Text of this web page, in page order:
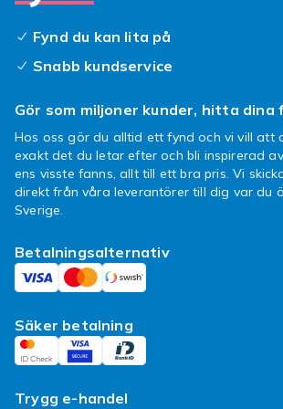
frågor kring din order eller vill
köp, kontakta Fyndiqs kundtjänst
Många barn leker med dockor,
flickor, och vad alla dockor har
att de behöver ett hem — och det
dockskåpen kommer in i bilden!
som finns här hos oss på Fyndiq
självklart köpa möbler separat och
vartefter, men glöm inte att låta
med och välja. Vad sägs till
dockskåp med tillhörande trädgård
man kan lossa taken för att kika
fantasin flöda och köp det
Fynd du kan lita på
Snabb kundservice
Gör som miljoner kunder, hitta dina
Hos oss gör du alltid ett fynd och vi vill att
exakt det du letar efter och bli inspirerad
ens visste fanns, allt till ett bra pris. Vi
direkt från våra leverantörer till dig var du
Sverige.
Betalningsalternativ
Säker betalning
Trygg e-handel